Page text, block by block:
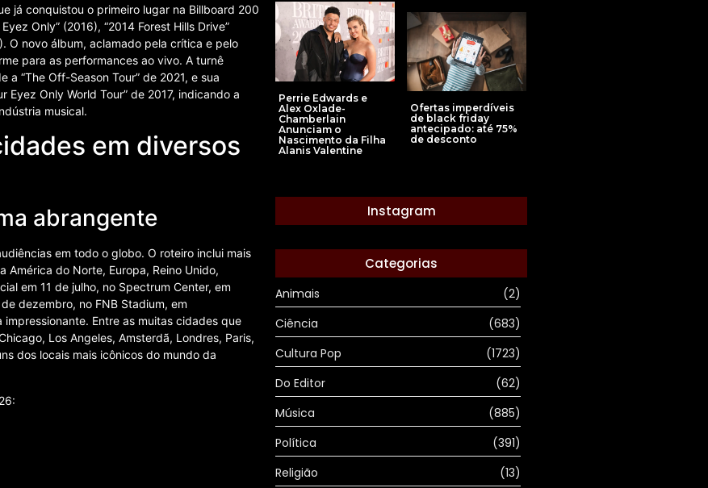
já conquistou o primeiro lugar na Billboard 200
Only” (2016), “2014 Forest Hills Drive”
O novo álbum, aclamado pela crítica e pelo
para as performances ao vivo. A turnê
“The Off-Season Tour” de 2021, e sua
Only World Tour” de 2017, indicando a
musical.
em diversos
abrangente
em todo o globo. O roteiro inclui mais
do Norte, Europa, Reino Unido,
em 11 de julho, no Spectrum Center, em
dezembro, no FNB Stadium, em
Entre as muitas cidades que
Los Angeles, Amsterdã, Londres, Paris,
dos locais mais icônicos do mundo da
Perrie Edwards e
Alex Oxlade-
Chamberlain
Anunciam o
Nascimento da Filha
Alanis Valentine
Ofertas imperdíveis
de black friday
antecipado: até 75%
de desconto
Instagram
Categorias
Animais
(2)
Ciência
(683)
Cultura Pop
(1723)
Do Editor
(62)
Música
(885)
Política
(391)
Religião
(13)